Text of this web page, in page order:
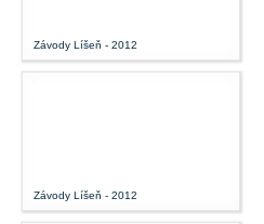
Závody Líšeň - 2012
Závody Líšeň - 2012